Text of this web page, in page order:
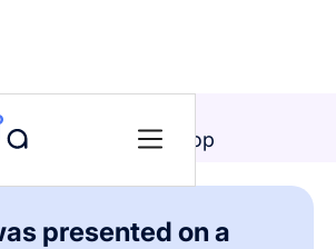
on a workshop
presented on a